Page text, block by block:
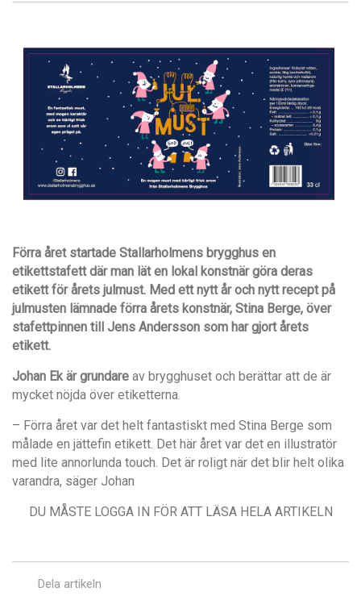
Förra året startade Stallarholmens brygghus en
etikettstafett där man lät en lokal konstnär göra deras
etikett för årets julmust. Med ett nytt år och nytt recept på
julmusten lämnade förra årets konstnär, Stina Berge, över
stafettpinnen till Jens Andersson som har gjort årets
etikett.
Johan Ek är grundare av brygghuset och berättar att de är
mycket nöjda över etiketterna.
– Förra året var det helt fantastiskt med Stina Berge som
målade en jättefin etikett. Det här året var det en illustratör
med lite annorlunda touch. Det är roligt när det blir helt olika
varandra, säger Johan
DU MÅSTE LOGGA IN FÖR ATT LÄSA HELA ARTIKELN
Dela artikeln